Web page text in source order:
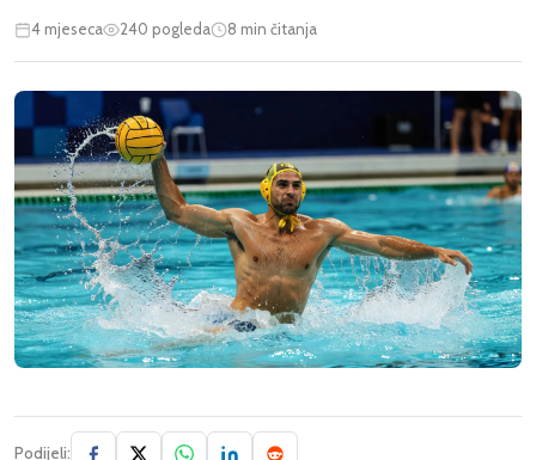
4 mjeseca 240 pogleda 8 min čitanja
Podijeli: